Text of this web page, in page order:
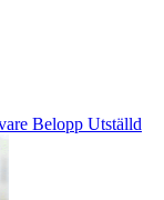
Belopp Utställd